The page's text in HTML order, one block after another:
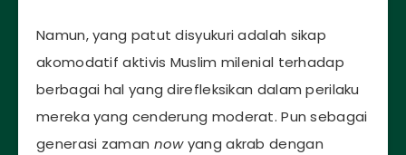
Namun, yang patut disyukuri adalah sikap
akomodatif aktivis Muslim milenial terhadap
berbagai hal yang direfleksikan dalam perilaku
mereka yang cenderung moderat. Pun sebagai
generasi zaman nowyang akrab dengan